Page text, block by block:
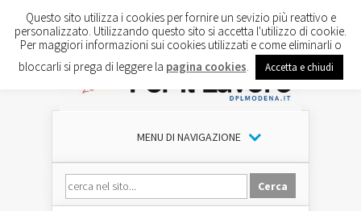
MENU DI NAVIGAZIONE
Questo sito utilizza i cookies per fornire un sevizio più reattivo e
personalizzato. Utilizzando questo sito si accetta l'utilizzo di cookie.
Per maggiori informazioni sui cookies utilizzati e come eliminarli o
bloccarli si prega di leggere la pagina cookies Accetta e chiudi